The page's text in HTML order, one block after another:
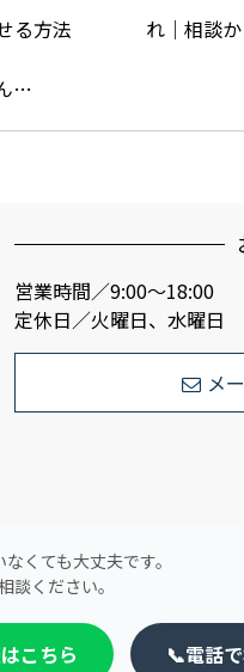
…
営業時間／9:00〜18:00
定休日／火曜日、水曜日
メ
くても大丈夫です。
談ください。
こちら 📞電話